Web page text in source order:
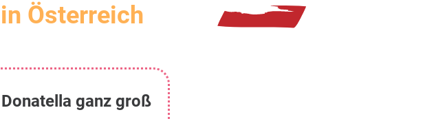
in Österreich
Donatella ganz groß